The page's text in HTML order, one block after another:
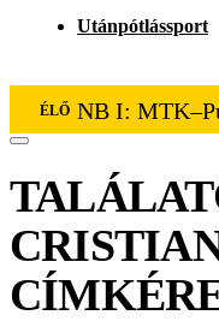
Utánpótlássport
ÉLŐ NB I: